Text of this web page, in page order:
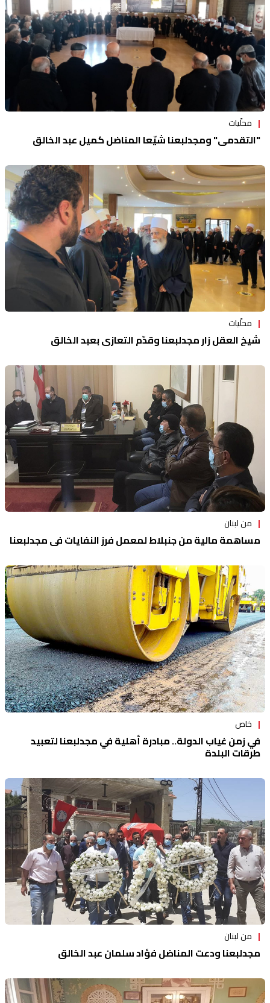
محلّيات
"التقدمي" ومجدلبعنا شيّعا المناضل كميل عبد الخالق
محلّيات
شيخ العقل زار مجدلبعنا وقدّم التعازي بعبد الخالق
من لبنان
مساهمة مالية من جنبلاط لمعمل فرز النفايات في مجدلبعنا
خاص
في زمن غياب الدولة.. مبادرة أهلية في مجدلبعنا لتعبيد
طرقات البلدة
من لبنان
مجدلبعنا ودعت المناضل فؤاد سلمان عبد الخالق